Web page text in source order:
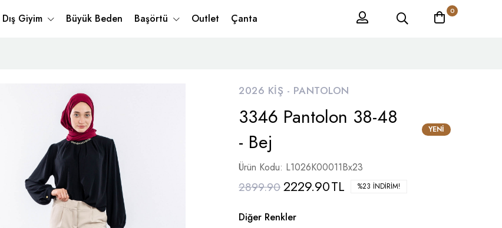
Dış Giyim Büyük Beden Başörtü Outlet Çanta
0
2026 KIŞ - PANTOLON
3346 Pantolon 38-48
- Bej
YENI
Ürün Kodu: L1026K00011Bx23
2899.902229.90TL %23 İNDIRIM!
Diğer Renkler